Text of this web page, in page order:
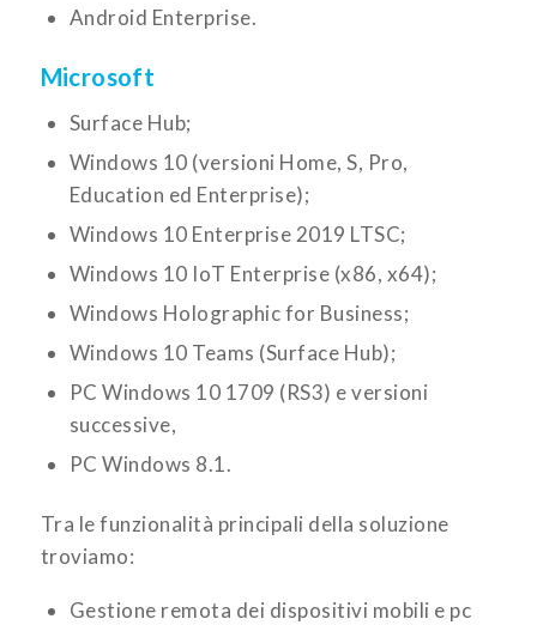
Android Enterprise.
Microsoft
Surface Hub;
Windows 10 (versioni Home, S, Pro,
Education ed Enterprise);
Windows 10 Enterprise 2019 LTSC;
Windows 10 IoT Enterprise (x86, x64);
Windows Holographic for Business;
Windows 10 Teams (Surface Hub);
PC Windows 10 1709 (RS3) e versioni
successive,
PC Windows 8.1.
Tra le funzionalità principali della soluzione
troviamo:
Gestione remota dei dispositivi mobili e pc